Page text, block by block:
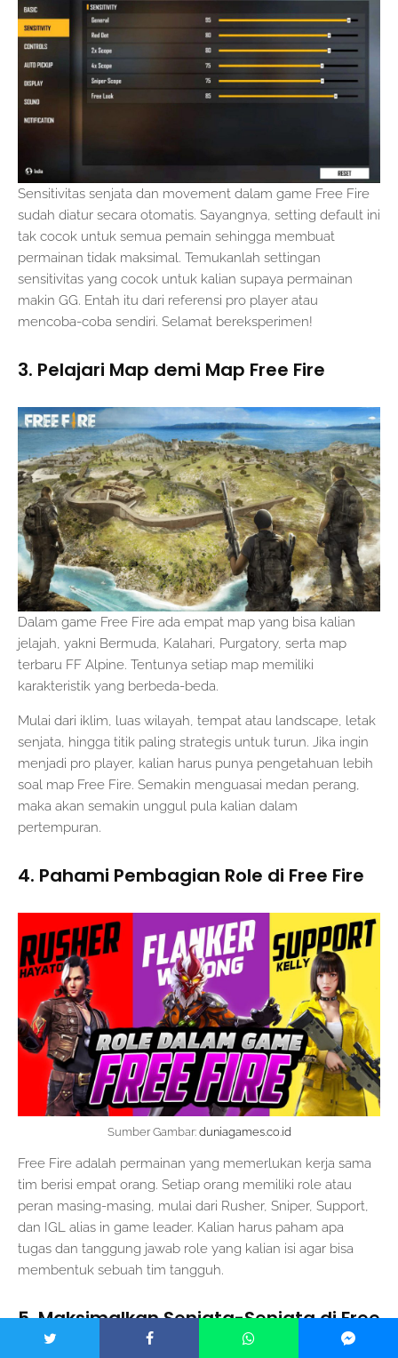
Sensitivitas senjata dan movement dalam game Free Fire
sudah diatur secara otomatis. Sayangnya, setting default ini
tak cocok untuk semua pemain sehingga membuat
permainan tidak maksimal. Temukanlah settingan
sensitivitas yang cocok untuk kalian supaya permainan
makin GG. Entah itu dari referensi pro player atau
mencoba-coba sendiri. Selamat bereksperimen!
3. Pelajari Map demi Map Free Fire
Dalam game Free Fire ada empat map yang bisa kalian
jelajah, yakni Bermuda, Kalahari, Purgatory, serta map
terbaru FF Alpine. Tentunya setiap map memiliki
karakteristik yang berbeda-beda.
Mulai dari iklim, luas wilayah, tempat atau landscape, letak
senjata, hingga titik paling strategis untuk turun. Jika ingin
menjadi pro player, kalian harus punya pengetahuan lebih
soal map Free Fire. Semakin menguasai medan perang,
maka akan semakin unggul pula kalian dalam
pertempuran.
4. Pahami Pembagian Role di Free Fire
Sumber Gambar: duniagames.co.id
Free Fire adalah permainan yang memerlukan kerja sama
tim berisi empat orang. Setiap orang memiliki role atau
peran masing-masing, mulai dari Rusher, Sniper, Support,
dan IGL alias in game leader. Kalian harus paham apa
tugas dan tanggung jawab role yang kalian isi agar bisa
membentuk sebuah tim tangguh.
5. Maksimalkan Senjata-Senjata di Free
Fire